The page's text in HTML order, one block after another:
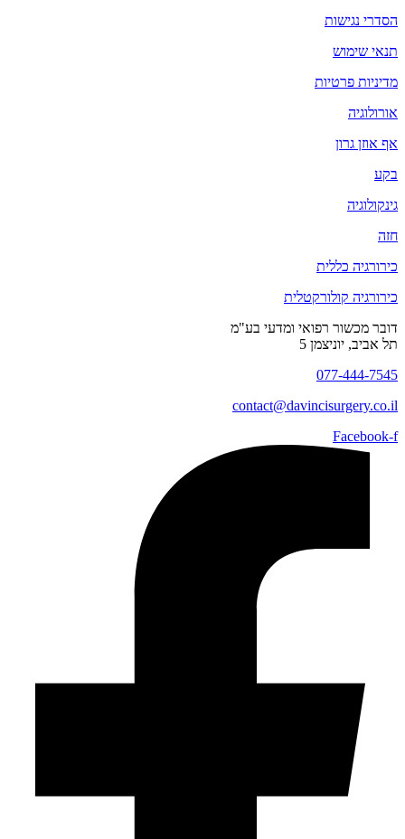
הסדרי נגישות
תנאי שימוש
מדיניות פרטיות
אורולוגיה
אף אוזן גרון
בקע
גינקולוגיה
חזה
כירורגיה כללית
כירורגיה קולורקטלית
דובר מכשור רפואי ומדעי בע"מ
תל אביב, יוניצמן 5
077-444-7545
contact@davincisurgery.co.il
Facebook-f